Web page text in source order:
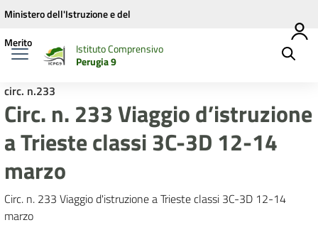
Vai ai contenuti
Vai al menu di navigazione
Vai al footer
Ministero dell'Istruzione e del
Merito
Istituto Comprensivo
Perugia 9
circ. n.233
Circ. n. 233 Viaggio d’istruzione
a Trieste classi 3C-3D 12-14
marzo
Circ. n. 233 Viaggio d'istruzione a Trieste classi 3C-3D 12-14
marzo